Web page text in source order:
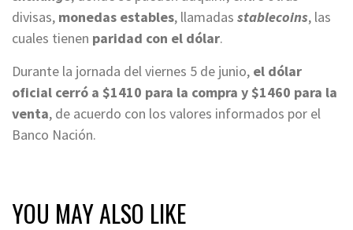
divisas, monedas estables, llamadas stablecoins, las
cuales tienen paridad con el dólar.
Durante la jornada del viernes 5 de junio, el dólar
oficial cerró a $1410 para la compra y $1460 para la
venta, de acuerdo con los valores informados por el
Banco Nación.
YOU MAY ALSO LIKE